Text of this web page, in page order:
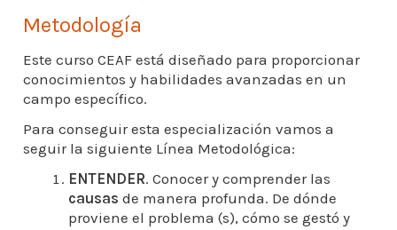
Metodología
Este curso CEAF está diseñado para proporcionar
conocimientos y habilidades avanzadas en un
campo específico.
Para conseguir esta especialización vamos a
seguir la siguiente Línea Metodológica:
ENTENDER. Conocer y comprender las
causas de manera profunda. De dónde
proviene el problema (s), cómo se gestó y